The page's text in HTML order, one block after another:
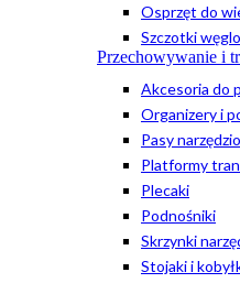
Osprzęt do
Szczotki
Przechowywanie i
Akcesoria do
Organizery i
Pasy
Platformy
Plecaki
Podnośniki
Skrzynki
Stojaki i